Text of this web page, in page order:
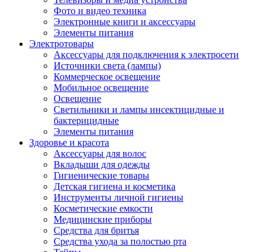
Фото и видео техника
Электронные книги и аксессуары
Элементы питания
Электротовары
Аксессуары для подключения к электросети
Источники света (лампы)
Коммерческое освещение
Мобильное освещение
Освещение
Светильники и лампы инсектицидные и
бактерицидные
Элементы питания
Здоровье и красота
Аксессуары для волос
Вкладыши для одежды
Гигиенические товары
Детская гигиена и косметика
Инструменты личной гигиены
Косметические емкости
Медицинские приборы
Средства для бритья
Средства ухода за полостью рта